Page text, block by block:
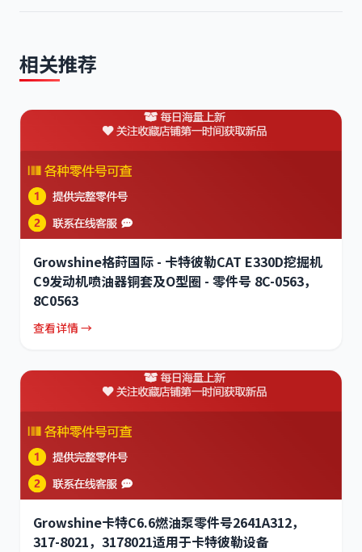
相关推荐
Growshine格莳国际 - 卡特彼勒CAT E330D挖掘机
C9发动机喷油器铜套及O型圈 - 零件号 8C-0563，
8C0563
查看详情 →
Growshine卡特C6.6燃油泵零件号2641A312，
317-8021，3178021适用于卡特彼勒设备